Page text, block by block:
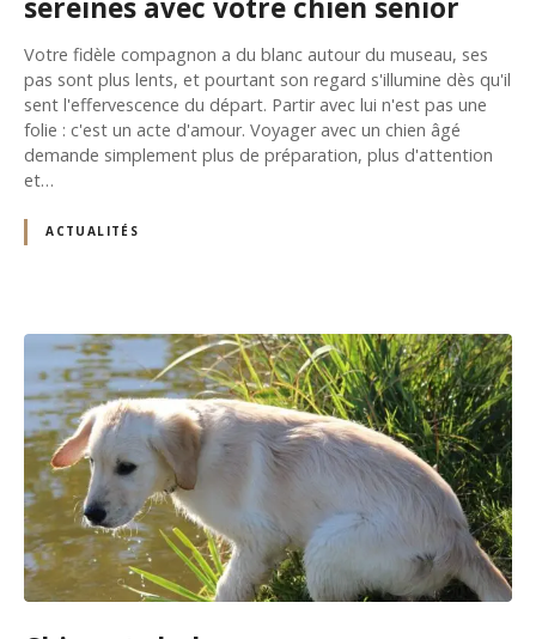
Votre fidèle compagnon a du blanc autour du museau, ses
pas sont plus lents, et pourtant son regard s'illumine dès qu'il
sent l'effervescence du départ. Partir avec lui n'est pas une
folie : c'est un acte d'amour. Voyager avec un chien âgé
demande simplement plus de préparation, plus d'attention
et…
ACTUALITÉS